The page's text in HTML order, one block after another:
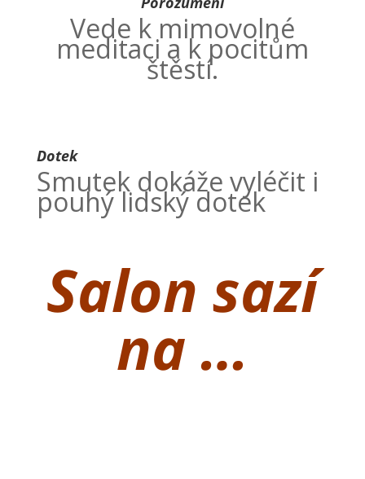
Vede k mimovolné
meditaci a k pocitům
štěstí.
Dotek
Smutek dokáže vyléčit i
pouhý lidský dotek
Salon sazí
na …